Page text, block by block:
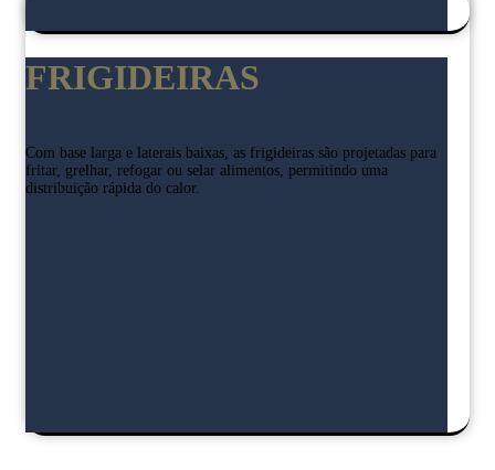
FRIGIDEIRAS
Com base larga e laterais baixas, as frigideiras são projetadas para
fritar, grelhar, refogar ou selar alimentos, permitindo uma
distribuição rápida do calor.